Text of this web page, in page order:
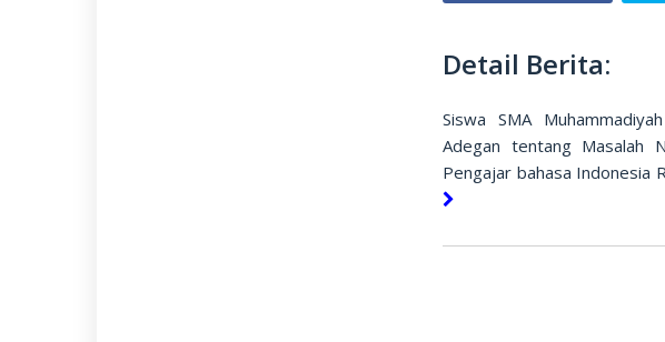
Detail Berita:
Siswa SMA
Adegan tentang Masalah
Pengajar bahasa Indonesia